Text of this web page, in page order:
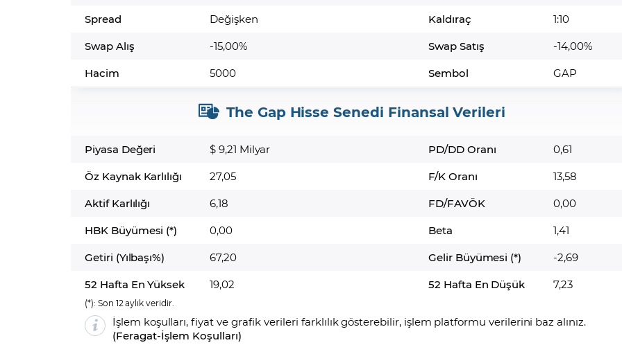
Spread
Değişken Kaldıraç
1:10
Swap Alış
-15,00% Swap Satış
-14,00%
Hacim
5000 Sembol GAP
The Gap Hisse Senedi Finansal Verileri
Piyasa Değeri $ 9,21 Milyar PD/DD Oranı
0,61
Öz Kaynak Karlılığı
27,05 F/K Oranı
13,58
Aktif Karlılığı
6,18 FD/FAVÖK
0,00
HBK Büyümesi (*)
0,00 Beta
1,41
Getiri (Yılbaşı%)
67,20 Gelir Büyümesi (*)
-2,69
52 Hafta En Yüksek
19,02 52 Hafta En Düşük 7,23
(*): Son 12 aylık veridir.
İşlem koşulları, fiyat ve grafik verileri farklılık gösterebilir, işlem platformu verilerini baz alınız.
(Feragat-İşlem Koşulları)